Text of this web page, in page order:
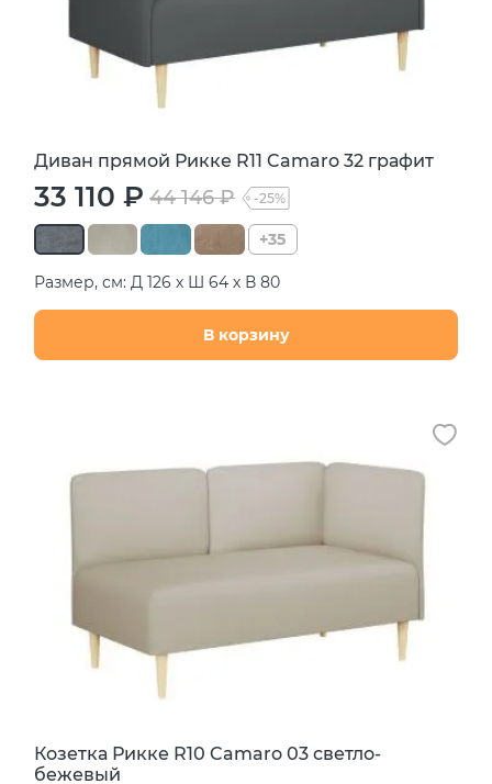
Диван прямой Рикке R11 Camaro 32 графит
33 110 ₽ 44 146 ₽ -25%
+35
Размер, см: Д 126 х Ш 64 х В 80
В корзину
Козетка Рикке R10 Camaro 03 светло-
бежевый